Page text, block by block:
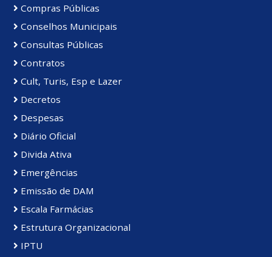
Compras Públicas
Conselhos Municipais
Consultas Públicas
Contratos
Cult, Turis, Esp e Lazer
Decretos
Despesas
Diário Oficial
Divida Ativa
Emergências
Emissão de DAM
Escala Farmácias
Estrutura Organizacional
IPTU